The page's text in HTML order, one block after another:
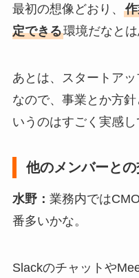
最初の想像どおり、
定できる環境だなとは
あとは、スタートア
なので、事業とか方
いうのはすごく実感し
他のメンバーとの
水野： 業務内では
番多いかな。
Slackのチャットや